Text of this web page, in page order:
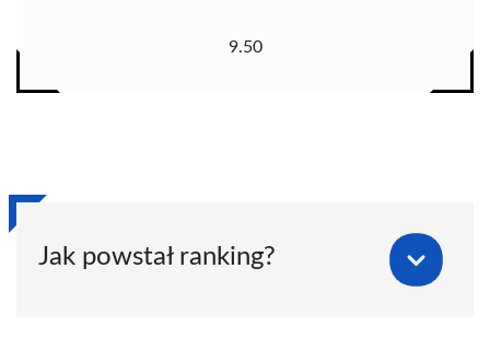
9.50
Jak powstał ranking?